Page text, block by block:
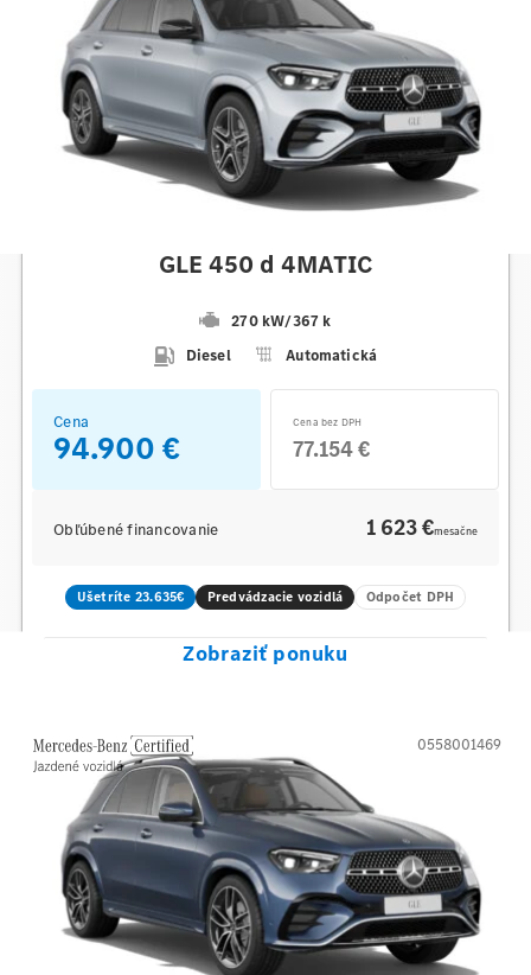
GLE 450 d 4MATIC
270 kW/367 k
Diesel
Automatická
Cena
94.900 €
Cena bez DPH
77.154 €
Obľúbené financovanie 1 623 €mesačne
Ušetríte 23.635€ Predvádzacie vozidlá Odpočet DPH
Zobraziť ponuku
0558001469